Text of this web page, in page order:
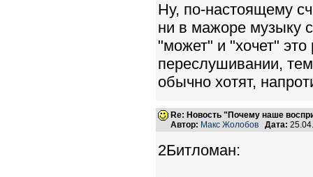
Ну, по-настоящему
ни в мажоре музыку
"может" и "хочет"
переслушивании,
обычно хотят,
Re: Новость "Почему наше
Автор: Макс Жолобов Дата:
2Битломан: